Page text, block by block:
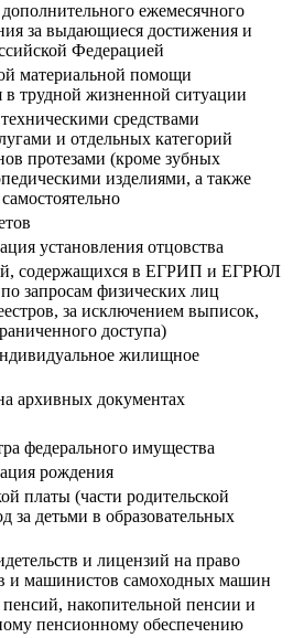
ежемесячного
за выдающиеся достижения и
Федерацией
материальной помощи
трудной жизненной ситуации
средствами
и отдельных категорий
протезами (кроме зубных
изделиями, а также
установления отцовства
содержащихся в ЕГРИП и ЕГРЮЛ
запросам физических лиц
за исключением выписок,
доступа)
жилищное
архивных документах
федерального имущества
рождения
платы (части родительской
за детьми в образовательных
и лицензий на право
и машинистов самоходных машин
накопительной пенсии и
пенсионному обеспечению